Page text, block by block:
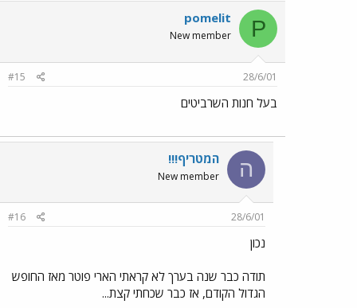
P
pomelit
New member
28/6/01
#15
בעל חנות השרביטים
ה המטריף!!!
New member
28/6/01
#16
נכון
תודה כבר שנה בערך לא קראתי הארי פוטר מאז החופש
הגדול הקודם, אז כבר שכחתי קצת...